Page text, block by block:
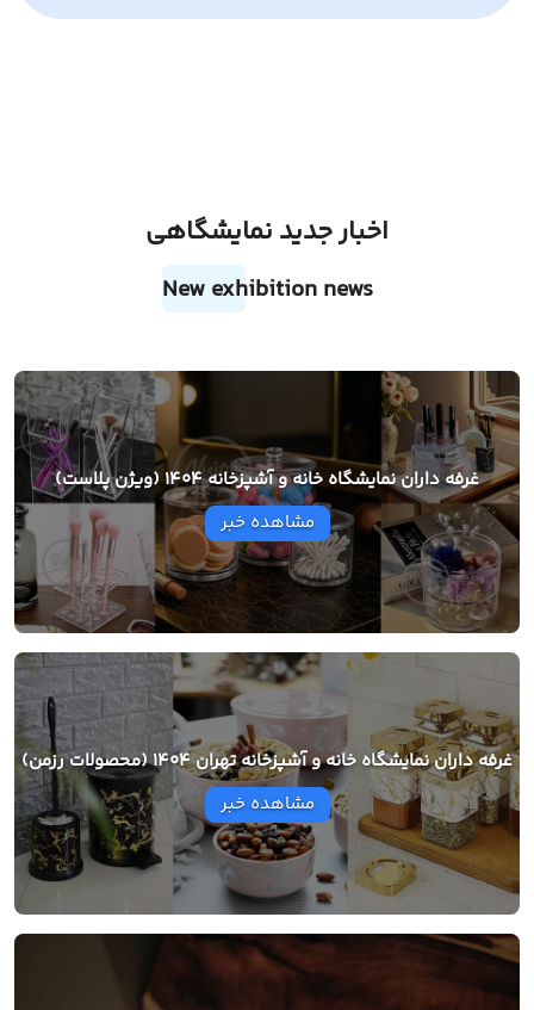
اخبار جدید نمایشگاهی
New exhibition news
غرفه داران نمایشگاه خانه و آشپزخانه 1404 (ویژن پلاست)
مشاهده خبر
غرفه داران نمایشگاه خانه و آشپزخانه تهران 1404 (محصولات رزمن)
مشاهده خبر